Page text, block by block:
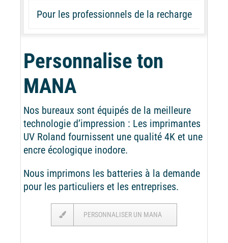
Pour les professionnels de la recharge
Personnalise ton
MANA
Nos bureaux sont équipés de la meilleure
technologie d’impression : Les imprimantes
UV Roland fournissent une qualité 4K et une
encre écologique inodore.
Nous imprimons les batteries à la demande
pour les particuliers et les entreprises.
PERSONNALISER UN MANA